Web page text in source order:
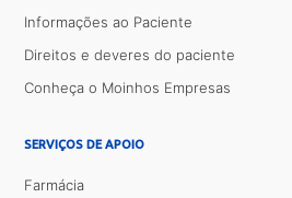
Informações ao Paciente
Direitos e deveres do paciente
Conheça o Moinhos Empresas
SERVIÇOS DE APOIO
Farmácia